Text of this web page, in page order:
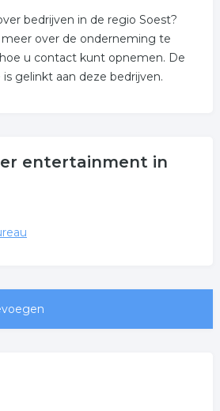
bedrijven in de regio Soest?
over de onderneming te
u contact kunt opnemen. De
gelinkt aan deze bedrijven.
entertainment in